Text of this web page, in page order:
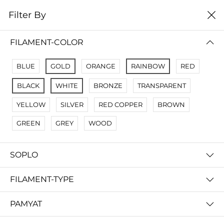
0
No Results
Not Found Filters1
Not Found Filters2
Filter By
FILAMENT-COLOR
BLUE GOLD ORANGE RAINBOW RED
BLACK WHITE BRONZE TRANSPARENT
YELLOW SILVER RED COPPER BROWN
GREEN GREY WOOD
SOPLO
FILAMENT-TYPE
PAMYAT